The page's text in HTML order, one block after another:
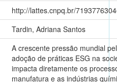
http://lattes.cnpq.br/
Tardin, Adriana Santos
A crescente pressão mundial
adoção de práticas ESG na
impacta diretamente os
manufatura e as indústrias